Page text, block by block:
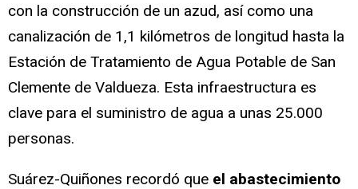
con la construcción de un azud, así como una
canalización de 1,1 kilómetros de longitud hasta la
Estación de Tratamiento de Agua Potable de San
Clemente de Valdueza. Esta infraestructura es
clave para el suministro de agua a unas 25.000
personas.
Suárez-Quiñones recordó que el abastecimiento